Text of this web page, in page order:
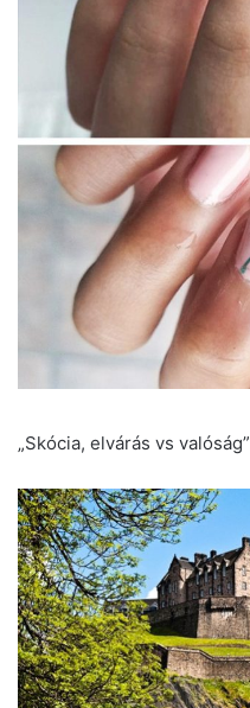
„Skócia, elvárás vs valóság”